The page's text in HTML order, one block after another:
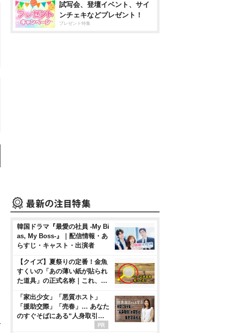
試写会、登壇イベント、サイ
ンチェキなどプレゼント！
プレゼント特集
韓国ドラマ『最愛の社員 -My Bi
as, My Boss-』｜配信情報・あ
らすじ・キャスト・出演者
【クイズ】夏祭りの定番！金魚
すくいの「あの薄い紙が貼られ
た道具」の正式名称｜これ、…
「家出少女」「悪質ホスト」
「援助交際」「売春」… あなた
のすぐそばにある“人身取引…